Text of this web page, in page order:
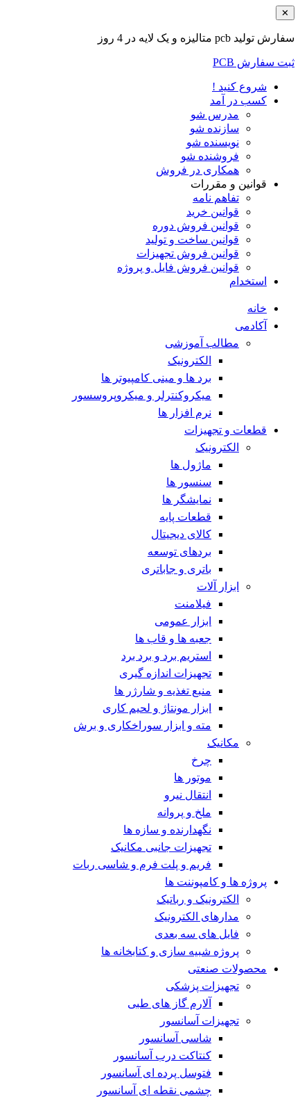
✕
سفارش تولید pcb متالیزه و یک لایه در 4 روز
ثبت سفارش PCB
شروع کنید !
کسب در آمد
مدرس شو
سازنده شو
نویسنده شو
فروشنده شو
همکاری در فروش
قوانین و مقررات
تفاهم نامه
قوانین خرید
قوانین فروش دوره
قوانین ساخت و تولید
قوانین فروش تجهیزات
قوانین فروش فایل و پروژه
استخدام
خانه
آکادمی
مطالب آموزشی
الکترونیک
برد ها و مینی کامپیوتر ها
میکروکنترلر و میکروپروسسور
نرم افزار ها
قطعات و تجهیزات
الکترونیک
ماژول ها
سنسور ها
نمایشگر ها
قطعات پایه
کالای دیجیتال
بردهای توسعه
باتری و جاباتری
ابزار آلات
فیلامنت
ابزار عمومی
جعبه ها و قاب ها
استریم برد و برد برد
تجهیزات اندازه گیری
منبع تغذیه و شارژر ها
ابزار مونتاژ و لحیم کاری
مته و ابزار سوراخکاری و برش
مکانیک
چرخ
موتور ها
انتقال نیرو
ملخ و پروانه
نگهدارنده و سازه ها
تجهیزات جانبی مکانیک
فریم و پلت فرم و شاسی ربات
پروژه ها و کامپوننت ها
الکترونیک و رباتیک
مدارهای الکترونیک
فایل های سه بعدی
پروژه شبیه سازی و کتابخانه ها
محصولات صنعتی
تجهیزات پزشکی
آلارم گاز های طبی
تجهیزات آسانسور
شاسی آسانسور
کنتاکت درب آسانسور
فتوسل پرده ای آسانسور
چشمی نقطه ای آسانسور